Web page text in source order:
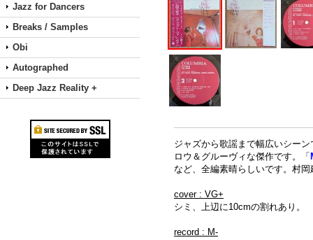
Jazz for Dancers
Breaks / Samples
Obi
Autographed
Deep Jazz Reality +
ジャズから歌謡まで幅広いシー
ロウ＆グルーヴィな傑作です。「
など、全編素晴らしいです。村
cover : VG+
シミ、上辺に10cmの割れあり。
record : M-